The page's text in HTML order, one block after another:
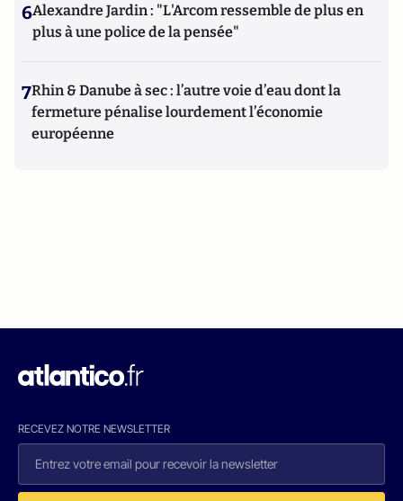
6Alexandre Jardin : "L'Arcom ressemble de plus en
plus à une police de la pensée"
7Rhin & Danube à sec : l’autre voie d’eau dont la
fermeture pénalise lourdement l’économie
européenne
RECEVEZ NOTRE NEWSLETTER